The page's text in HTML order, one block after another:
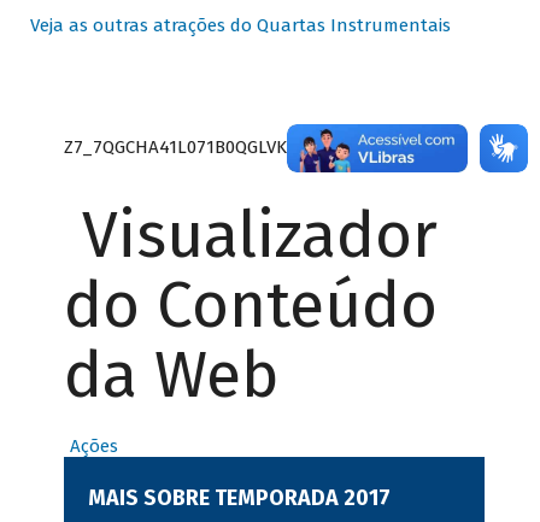
Veja as outras atrações do Quartas Instrumentais
Z7_7QGCHA41L071B0QGLVK8P22GJ7
Visualizador
do Conteúdo
da Web
Ações
MAIS SOBRE TEMPORADA 2017